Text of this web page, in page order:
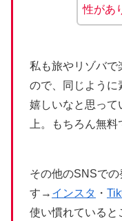
性があ
私も旅やリゾバで
ので、同じように
嬉しいなと思って
上。もちろん無料
その他のSNSで
す→ インスタ ・
使い慣れていると